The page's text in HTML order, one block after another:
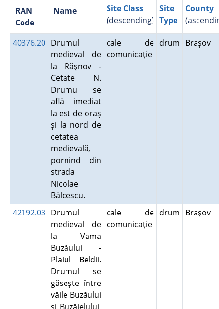
RAN
Code
Name
Site Class
(descending)
Site
Type
County
40376.20 Drumul
medieval de
la Răşnov -
Cetate N.
Drumu se
află imediat
la est de oraş
şi la nord de
cetatea
medievală,
pornind din
strada
Nicolae
Bălcescu.
cale de
comunicaţie
drum Braşov
42192.03 Drumul
medieval de
la Vama
Buzăului -
Plaiul Beldii.
Drumul se
găseşte între
văile Buzăului
şi Buzăielului,
cale de
comunicaţie
drum Braşov